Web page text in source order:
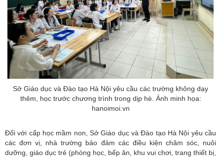
Sở Giáo dục và Đào tạo Hà Nội yêu cầu các trường không dạy
thêm, học trước chương trình trong dịp hè. Ảnh minh họa:
hanoimoi.vn
Đối với cấp học mầm non, Sở Giáo dục và Đào tạo Hà Nội yêu cầu
các đơn vị, nhà trường bảo đảm các điều kiện chăm sóc, nuôi
dưỡng, giáo dục trẻ (phòng học, bếp ăn, khu vui chơi, trang thiết bị,